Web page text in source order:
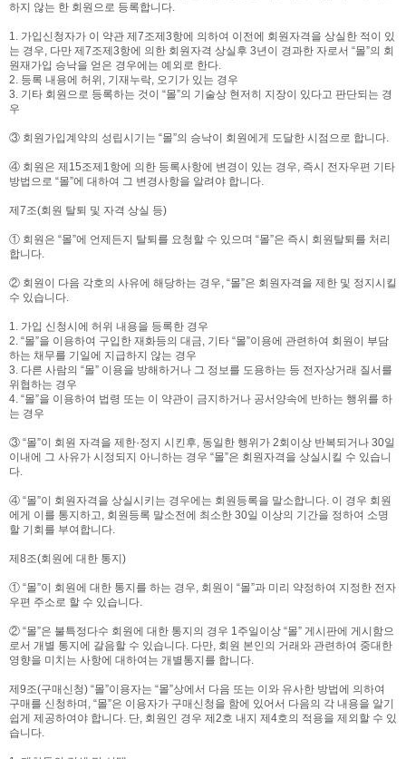
하지 않는 한 회원으로 등록합니다.
1. 가입신청자가 이 약관 제7조제3항에 의하여 이전에 회원자격을 상실한 적이 있
는 경우, 다만 제7조제3항에 의한 회원자격 상실후 3년이 경과한 자로서 “몰”의 회
원재가입 승낙을 얻은 경우에는 예외로 한다.
2. 등록 내용에 허위, 기재누락, 오기가 있는 경우
3. 기타 회원으로 등록하는 것이 “몰”의 기술상 현저히 지장이 있다고 판단되는 경
우
③ 회원가입계약의 성립시기는 “몰”의 승낙이 회원에게 도달한 시점으로 합니다.
④ 회원은 제15조제1항에 의한 등록사항에 변경이 있는 경우, 즉시 전자우편 기타
방법으로 “몰”에 대하여 그 변경사항을 알려야 합니다.
제7조(회원 탈퇴 및 자격 상실 등)
① 회원은 “몰”에 언제든지 탈퇴를 요청할 수 있으며 “몰”은 즉시 회원탈퇴를 처리
합니다.
② 회원이 다음 각호의 사유에 해당하는 경우, “몰”은 회원자격을 제한 및 정지시킬
수 있습니다.
1. 가입 신청시에 허위 내용을 등록한 경우
2. “몰”을 이용하여 구입한 재화등의 대금, 기타 “몰”이용에 관련하여 회원이 부담
하는 채무를 기일에 지급하지 않는 경우
3. 다른 사람의 “몰” 이용을 방해하거나 그 정보를 도용하는 등 전자상거래 질서를
위협하는 경우
4. “몰”을 이용하여 법령 또는 이 약관이 금지하거나 공서양속에 반하는 행위를 하
는 경우
③ “몰”이 회원 자격을 제한·정지 시킨후, 동일한 행위가 2회이상 반복되거나 30일
이내에 그 사유가 시정되지 아니하는 경우 “몰”은 회원자격을 상실시킬 수 있습니
다.
④ “몰”이 회원자격을 상실시키는 경우에는 회원등록을 말소합니다. 이 경우 회원
에게 이를 통지하고, 회원등록 말소전에 최소한 30일 이상의 기간을 정하여 소명
할 기회를 부여합니다.
제8조(회원에 대한 통지)
① “몰”이 회원에 대한 통지를 하는 경우, 회원이 “몰”과 미리 약정하여 지정한 전자
우편 주소로 할 수 있습니다.
② “몰”은 불특정다수 회원에 대한 통지의 경우 1주일이상 “몰” 게시판에 게시함으
로서 개별 통지에 갈음할 수 있습니다. 다만, 회원 본인의 거래와 관련하여 중대한
영향을 미치는 사항에 대하여는 개별통지를 합니다.
제9조(구매신청) “몰”이용자는 “몰”상에서 다음 또는 이와 유사한 방법에 의하여
구매를 신청하며, “몰”은 이용자가 구매신청을 함에 있어서 다음의 각 내용을 알기
쉽게 제공하여야 합니다. 단, 회원인 경우 제2호 내지 제4호의 적용을 제외할 수 있
습니다.